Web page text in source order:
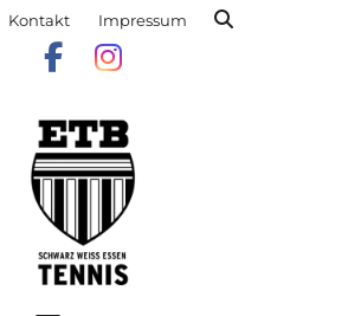
Kontakt Impressum